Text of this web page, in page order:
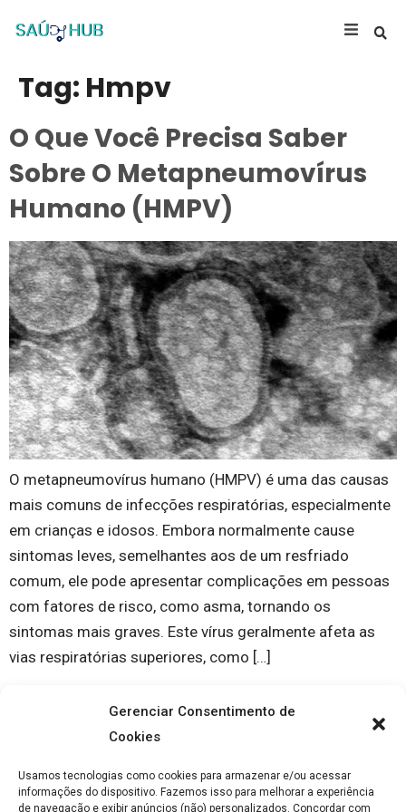
Gerenciar Consentimento de
Cookies
Usamos tecnologias como cookies para armazenar e/ou acessar
informações do dispositivo. Fazemos isso para melhorar a experiência
de navegação e exibir anúncios (não) personalizados. Concordar com
Tag: Hmpv
O Que Você Precisa Saber
Sobre O Metapneumovírus
Humano (HMPV)
O metapneumovírus humano (HMPV) é uma das causas
mais comuns de infecções respiratórias, especialmente
em crianças e idosos. Embora normalmente cause
sintomas leves, semelhantes aos de um resfriado
comum, ele pode apresentar complicações em pessoas
com fatores de risco, como asma, tornando os
sintomas mais graves. Este vírus geralmente afeta as
vias respiratórias superiores, como […]